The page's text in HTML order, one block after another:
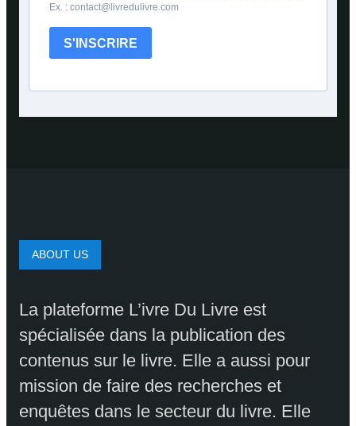
Ex. : contact@livredulivre.com
S'INSCRIRE
ABOUT US
La plateforme L’ivre Du Livre est
spécialisée dans la publication des
contenus sur le livre. Elle a aussi pour
mission de faire des recherches et
enquêtes dans le secteur du livre. Elle